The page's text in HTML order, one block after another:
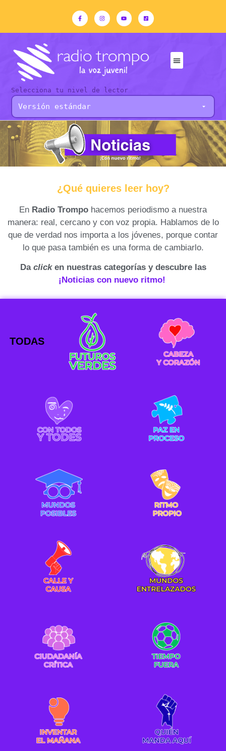
Selecciona tu nivel de lector
¿Qué quieres leer hoy?
En Radio Trompo hacemos periodismo a nuestra
manera: real, cercano y con voz propia. Hablamos de lo
que de verdad nos importa a los jóvenes, porque contar
lo que pasa también es una forma de cambiarlo.
Da clicken nuestras categorías y descubre las
¡Noticias con nuevo ritmo!
TODAS